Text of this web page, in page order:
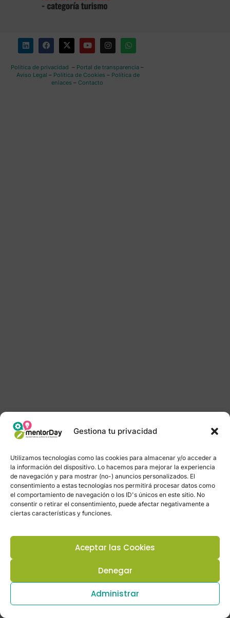
Gestiona tu privacidad
Utilizamos tecnologías como las cookies para almacenar y/o acceder a
la información del dispositivo. Lo hacemos para mejorar la experiencia
de navegación y para mostrar (no-) anuncios personalizados. El
consentimiento a estas tecnologías nos permitirá procesar datos como
el comportamiento de navegación o los ID's únicos en este sitio. No
consentir o retirar el consentimiento, puede afectar negativamente a
ciertas características y funciones.
Aceptar las Cookies
Denegar
Administrar
Política de privacidad – Portal de transparencia–
Aviso Legal – Política de Cookies – Política de
enlaces – Contacto